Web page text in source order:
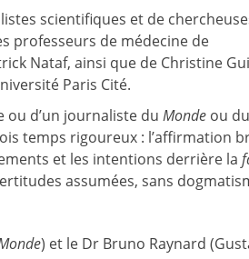
scientifiques et de
professeurs de médecine de
Nataf, ainsi que de Christine
Paris Cité.
ou d’un journaliste du Monde ou du
temps rigoureux : l’affirmation
et les intentions derrière la
assumées, sans
) et le Dr Bruno Raynard